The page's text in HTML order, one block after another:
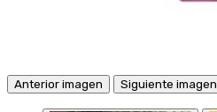
Anterior imagen Siguiente imagen